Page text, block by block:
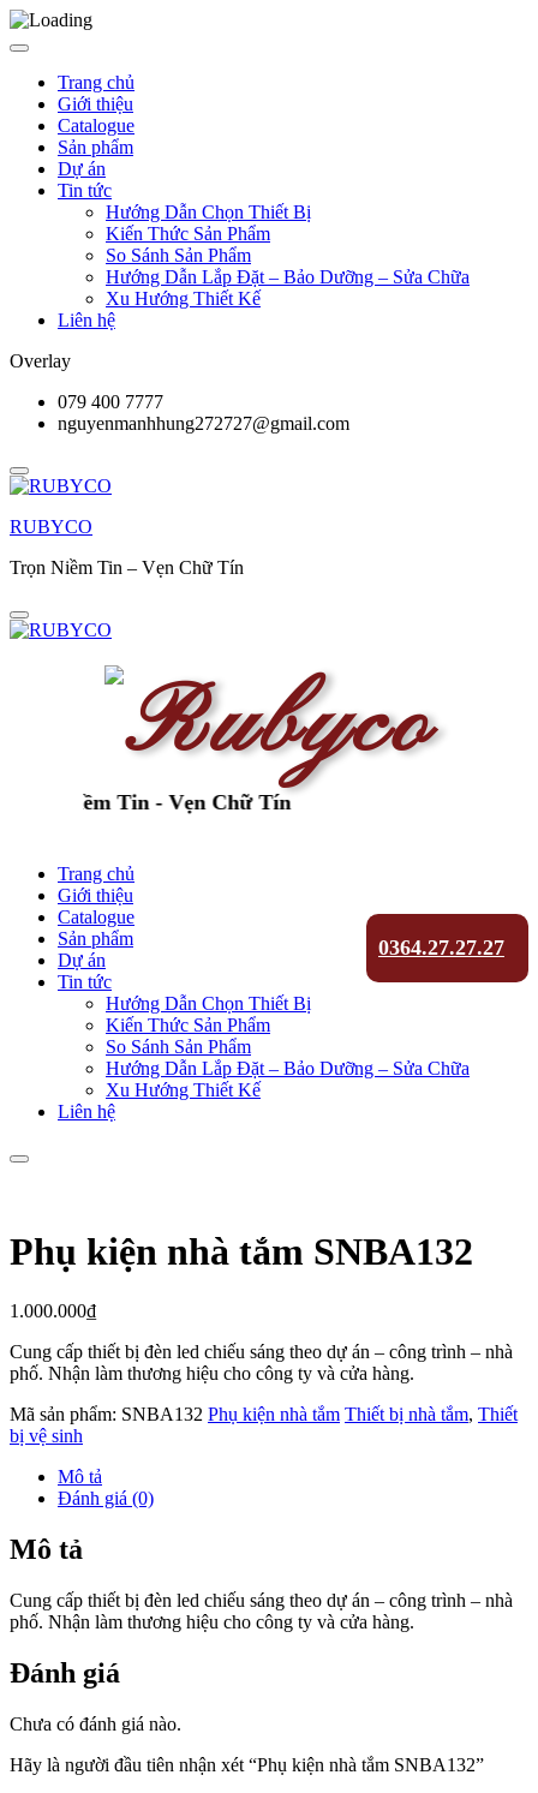
Trang chủ
Giới thiệu
Catalogue
Sản phẩm
Dự án
Tin tức
Hướng Dẫn Chọn Thiết Bị
Kiến Thức Sản Phẩm
So Sánh Sản Phẩm
Hướng Dẫn Lắp Đặt – Bảo Dưỡng – Sửa Chữa
Xu Hướng Thiết Kế
Liên hệ
Overlay
079 400 7777
nguyenmanhhung272727@gmail.com
RUBYCO
Trọn Niềm Tin – Vẹn Chữ Tín
Niềm Tin - Vẹn Chữ Tín
0364.27.27.27
Trang chủ
Giới thiệu
Catalogue
Sản phẩm
Dự án
Tin tức
Hướng Dẫn Chọn Thiết Bị
Kiến Thức Sản Phẩm
So Sánh Sản Phẩm
Hướng Dẫn Lắp Đặt – Bảo Dưỡng – Sửa Chữa
Xu Hướng Thiết Kế
Liên hệ
Phụ kiện nhà tắm SNBA132
1.000.000₫
Cung cấp thiết bị đèn led chiếu sáng theo dự án – công trình – nhà
phố. Nhận làm thương hiệu cho công ty và cửa hàng.
Mã sản phẩm: SNBA132 Phụ kiện nhà tắm Thiết bị nhà tắm, Thiết
bị vệ sinh
Mô tả
Đánh giá (0)
Mô tả
Cung cấp thiết bị đèn led chiếu sáng theo dự án – công trình – nhà
phố. Nhận làm thương hiệu cho công ty và cửa hàng.
Đánh giá
Chưa có đánh giá nào.
Hãy là người đầu tiên nhận xét “Phụ kiện nhà tắm SNBA132”